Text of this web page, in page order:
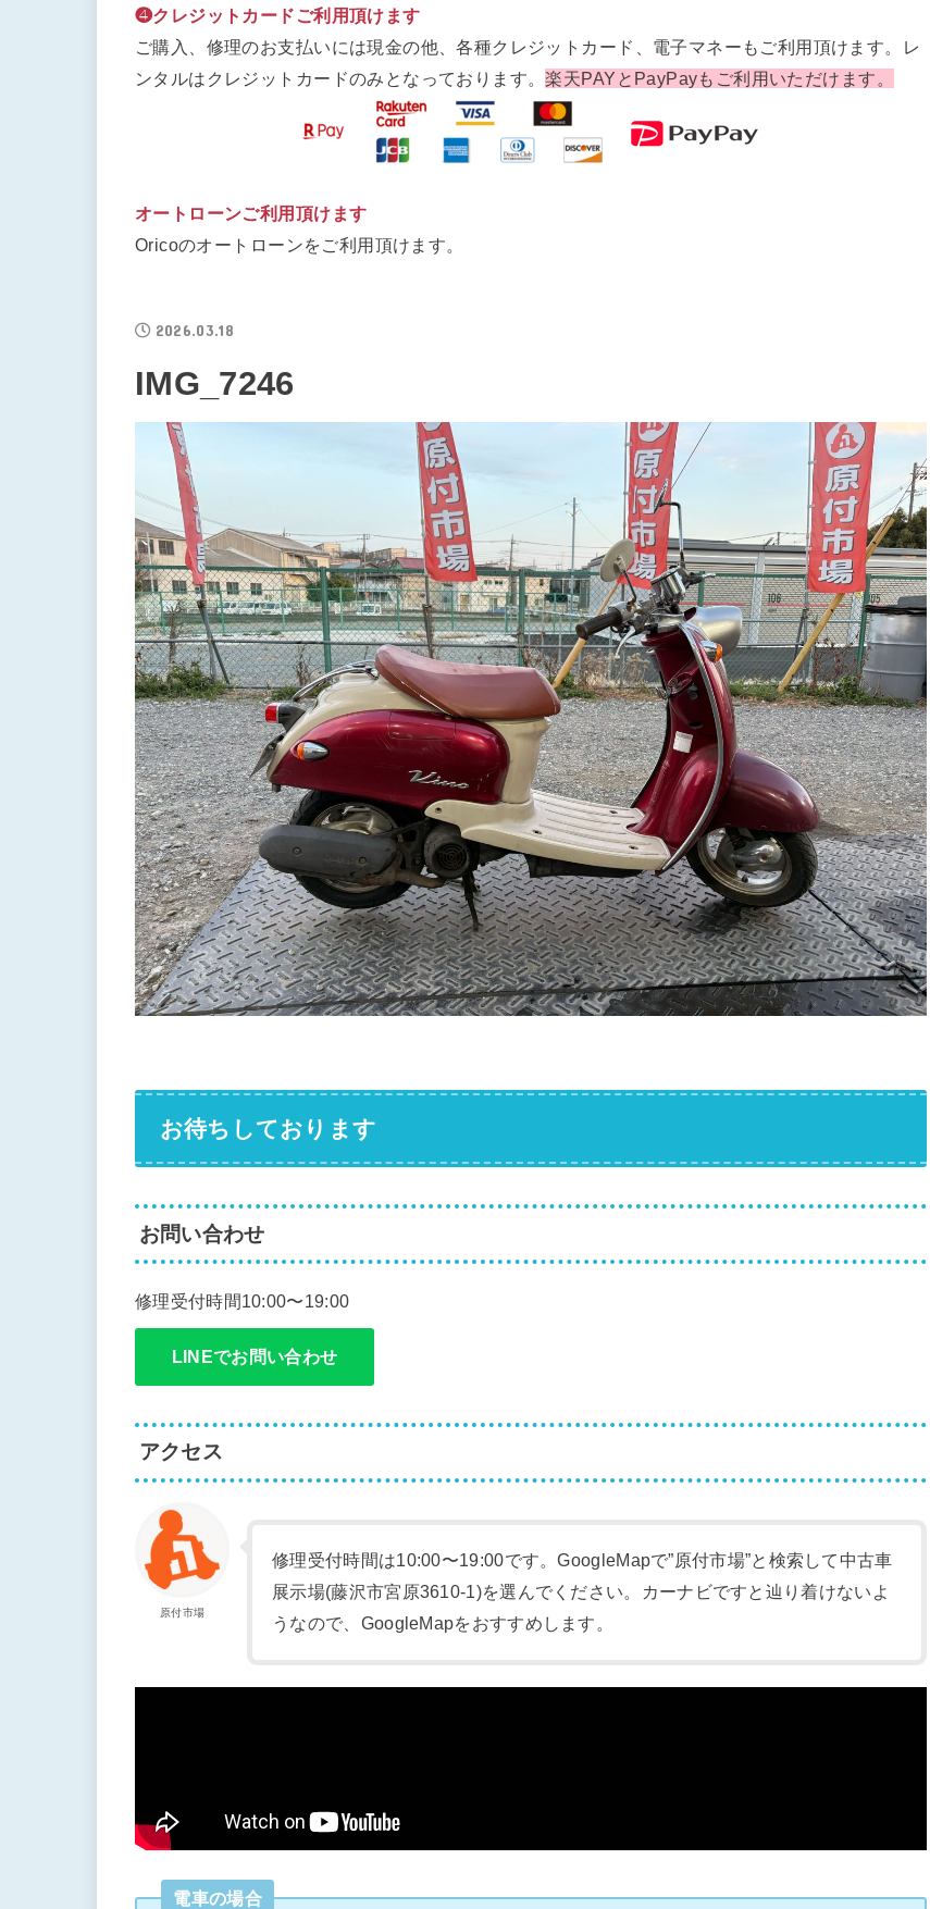
❹クレジットカードご利用頂けます
ご購入、修理のお支払いには現金の他、各種クレジットカード、電子マネーもご利用頂けます。レ
ンタルはクレジットカードのみとなっております。楽天PAYとPayPayもご利用いただけます。
オートローンご利用頂けます
Oricoのオートローンをご利用頂けます。
2026.03.18
IMG_7246
お待ちしております
お問い合わせ
修理受付時間10:00〜19:00
LINEでお問い合わせ
アクセス
原付市場
修理受付時間は10:00〜19:00です。GoogleMapで”原付市場”と検索して中古車
展示場(藤沢市宮原3610-1)を選んでください。カーナビですと辿り着けないよ
うなので、GoogleMapをおすすめします。
電車の場合